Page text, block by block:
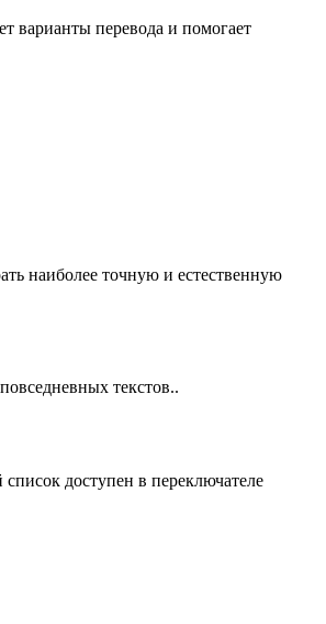
варианты перевода и помогает
наиболее точную и естественную
текстов..
доступен в переключателе